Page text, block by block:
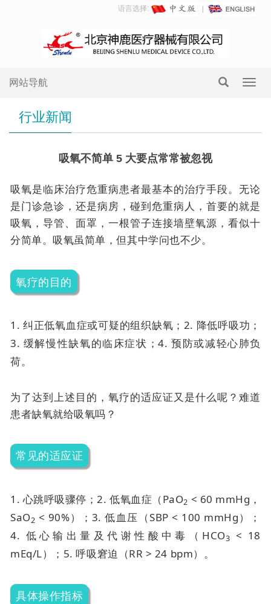
语言选择:
网站导航
行业新闻
吸氧不简单 5 大要点常常被忽视
吸氧是临床治疗危重病患者最基本的治疗手段。无论
是门诊急诊，还是病房，碰到危重病人，首要的就是
吸氧，导管、面罩，一根管子连接墙壁氧源，看似十
分简单。吸氧虽简单，但其中学问也不少。
氧疗的目的
1. 纠正低氧血症或可疑的组织缺氧； 2. 降低呼吸功；
3. 缓解慢性缺氧的临床症状；4. 预防或减轻心肺负
荷。
为了达到上述目的，氧疗的适应证又是什么呢？难道
患者缺氧就给吸氧吗？
常见的适应证
1. 心跳呼吸骤停；2. 低氧血症（PaO2 < 60 mmHg，
SaO2 < 90%）； 3. 低血压（SBP < 100 mmHg）；
4. 低心输出量及代谢性酸中毒（HCO3
< 18
mEq/L）； 5. 呼吸窘迫（RR > 24 bpm）。
具体操作指标